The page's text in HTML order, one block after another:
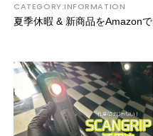
CATEGORY:INFORMATION
夏季休暇 & 新商品をAmazonで